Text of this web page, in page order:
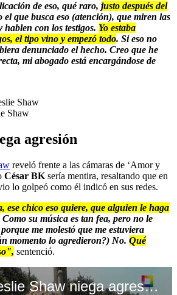
de eso, qué raro, justo después del
el que busca eso (atención), que miren las
hablen con los testigos. Yo estaba
el tipo vino y empezó todo. Si eso no
denunciado el hecho. Creo que he
mi abogado está encargándose de
Shaw
agresión
reveló frente a las cámaras de ‘Amor y
César BK sería mentira, resaltando que en
lo golpeó como él indicó en sus redes.
ese chico eso quiere, que alguien le haga
Como su música es tan fea, pero no le
me molestó que me estuviera
momento lo agredieron?) No. Qué
sentenció.
TROME - Leslie Shaw niega agresión a César Bk